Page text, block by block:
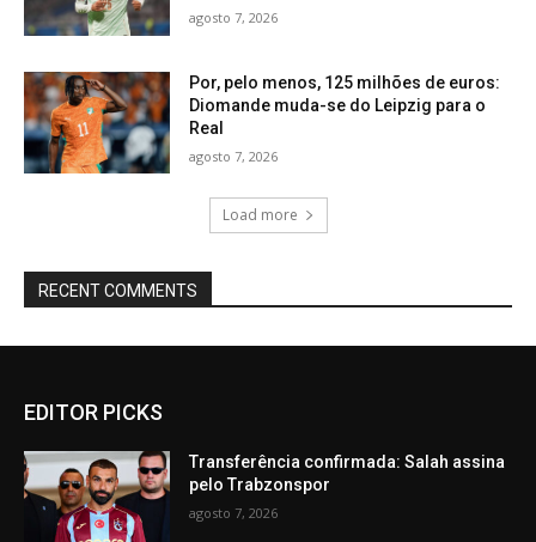
agosto 7, 2026
Por, pelo menos, 125 milhões de euros:
Diomande muda-se do Leipzig para o
Real
agosto 7, 2026
Load more
RECENT COMMENTS
EDITOR PICKS
Transferência confirmada: Salah assina
pelo Trabzonspor
agosto 7, 2026